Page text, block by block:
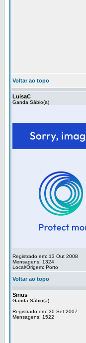
Voltar ao topo
LuisaC
Ganda Sábio(a)
Registrado em: 13 Out 2008
Mensagens: 1324
Local/Origem: Porto
Voltar ao topo
Sirius
Ganda Sábio(a)
Registrado em: 30 Set 2007
Mensagens: 1522